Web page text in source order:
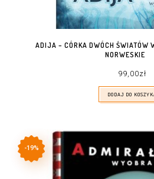
ADIJA – CÓRKA DWÓCH ŚWIATÓW
NORWESKIE
99,00zł
DODAJ DO
-19%